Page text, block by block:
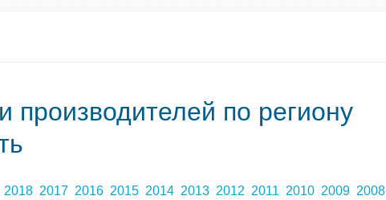
производителей по региону
2018 2017 2016 2015 2014 2013 2012 2011 2010 2009 2008